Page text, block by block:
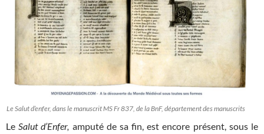
Le Salut d’enfer, dans le manuscrit MS Fr 837, de la BnF, département des manuscrits
Le Salut d’Enfer, amputé de sa fin, est encore présent, sous le